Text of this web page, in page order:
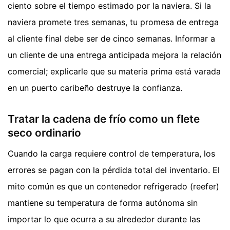
ciento sobre el tiempo estimado por la naviera. Si la
naviera promete tres semanas, tu promesa de entrega
al cliente final debe ser de cinco semanas. Informar a
un cliente de una entrega anticipada mejora la relación
comercial; explicarle que su materia prima está varada
en un puerto caribeño destruye la confianza.
Tratar la cadena de frío como un flete
seco ordinario
Cuando la carga requiere control de temperatura, los
errores se pagan con la pérdida total del inventario. El
mito común es que un contenedor refrigerado (reefer)
mantiene su temperatura de forma autónoma sin
importar lo que ocurra a su alrededor durante las